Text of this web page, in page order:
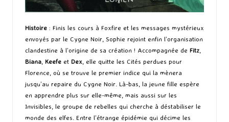
Histoire : Finis les cours à Foxfire et les messages mystérieux
envoyés par le Cygne Noir, Sophie rejoint enfin l’organisation
clandestine à l’origine de sa création ! Accompagnée de Fitz
Biana Keefe et Dex , elle quitte les Cités perdues pour
Florence, où se trouve le premier indice qui la mènera
jusqu’au repaire du Cygne Noir. Là-bas, la jeune fille espère
en apprendre plus sur elle-même, mais aussi sur les
Invisibles, le groupe de rebelles qui cherche à déstabiliser le
monde des elfes. Entre l’étrange épidémie qui décime les